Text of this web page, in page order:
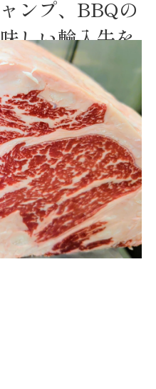
ンプ、BBQの
しい輸入牛を